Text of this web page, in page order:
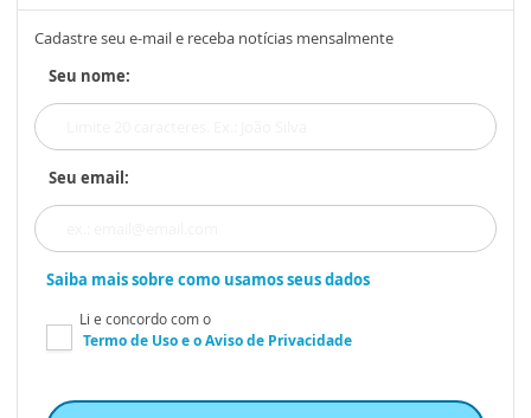
Cadastre seu e-mail e receba notícias mensalmente
Seu nome:
Seu email:
Saiba mais sobre como usamos seus dados
Li e concordo com o
Termo de Usoe oAviso de Privacidade